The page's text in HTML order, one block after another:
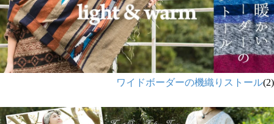
ワイドボーダーの機織りストール(2)